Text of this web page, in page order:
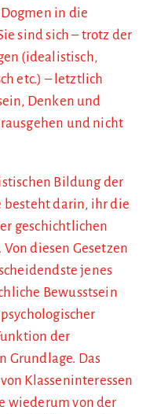
in die
sind sich – trotz der
(idealistisch,
etc.) – letztlich
Denken und
und nicht
Bildung der
besteht darin, ihr die
geschichtlichen
diesen Gesetzen
jenes
Bewusstsein
der
Grundlage. Das
Klasseninteressen
wiederum von der